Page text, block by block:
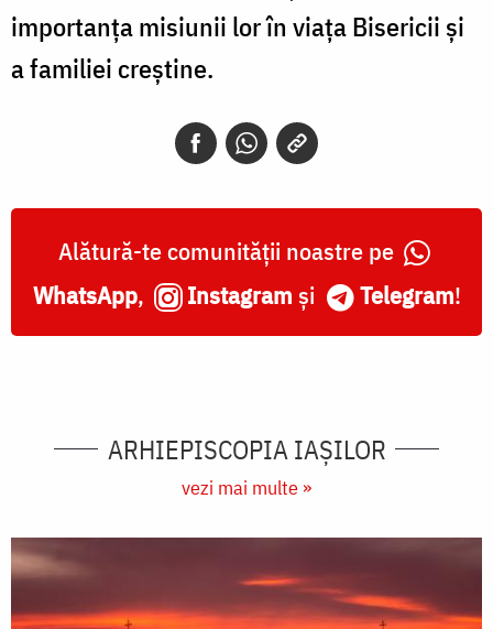
importanța misiunii lor în viața Bisericii și
a familiei creștine.
Alătură-te comunității noastre pe
WhatsApp, Instagram și Telegram!
ARHIEPISCOPIA IAŞILOR
vezi mai multe »